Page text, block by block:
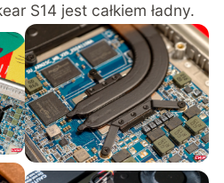
S14 jest całkiem ładny.